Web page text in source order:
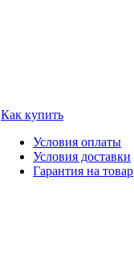
Как купить
Условия оплаты
Условия доставки
Гарантия на товар